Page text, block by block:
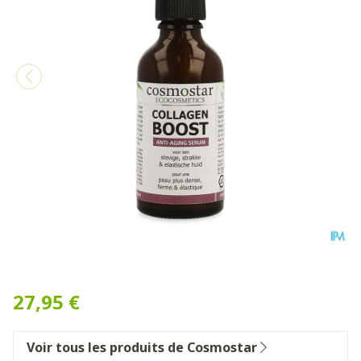
27,95 €
Voir tous les produits de Cosmostar